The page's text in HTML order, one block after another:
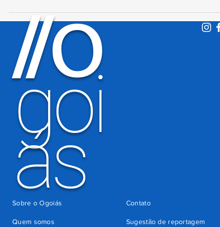
//O
goi
ás
Quem somos
Sugestão de reportagem
Contato
Sobre o Ogoiás